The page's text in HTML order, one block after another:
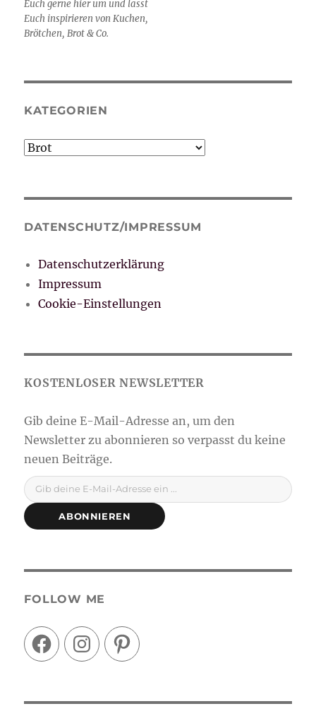
Euch gerne hier um und lasst
Euch inspirieren von Kuchen,
Brötchen, Brot & Co.
KATEGORIEN
Kategorien
DATENSCHUTZ/IMPRESSUM
Datenschutzerklärung
Impressum
Cookie-Einstellungen
Gib deine E-Mail-Adresse ein ...
ABONNIEREN
FOLLOW ME
FacebookInstagramPinterest